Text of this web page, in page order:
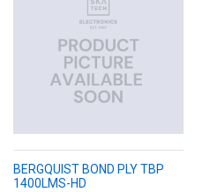
BERGQUIST BOND PLY TBP
1400LMS-HD